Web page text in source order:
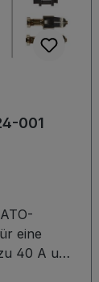
001
eine
40 A und
zu 32 V.